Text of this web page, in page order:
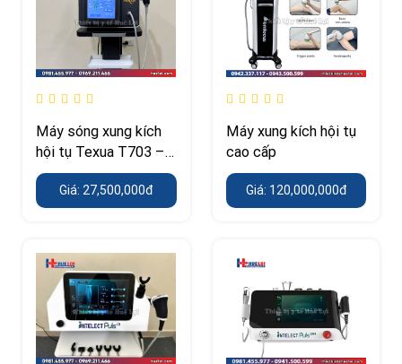
Máy sóng xung kích
hội tụ Texua T703 –
công suất 400 W, áp
suất tới 12 Bar
Giá: 27,500,000đ
Máy xung kích hội tụ
cao cấp
Giá: 120,000,000đ